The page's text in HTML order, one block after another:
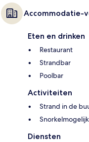
Accommodatie-
Eten en drinken
Restaurant
Strandbar
Poolbar
Activiteiten
Strand in de
Diensten